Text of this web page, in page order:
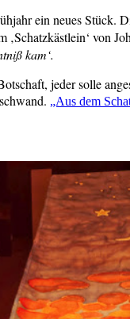
ein neues
‚Schatzkästlein‘ von
kam‘.
jeder solle
„Aus dem